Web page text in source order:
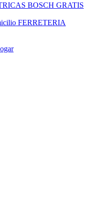
BOSCH GRATIS
FERRETERIA